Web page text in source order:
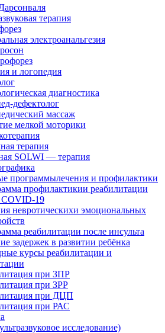
терапия
электроанальгезия
и логопедия
диагностика
дефектолог
массаж
мелкой моторики
терапия
SOLWI — терапия
программылечения и профилактики
профилактикии реабилитации
COVID-19
невротическихи эмоциональных
реабилитации после инсульта
задержек в развитии ребёнка
курсы реабилитации и
при ЗПР
при ЗРР
при ДЦП
при РАС
исследование)